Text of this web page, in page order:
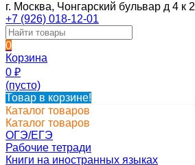
г. Москва, Чонгарский бульвар д 4 к 2
+7 (926) 018-12-01
0
Корзина
0 ₽
(пусто)
Товар в корзине!
Каталог товаров
Каталог товаров
ОГЭ/ЕГЭ
Рабочие тетради
Книги на иностранных языках